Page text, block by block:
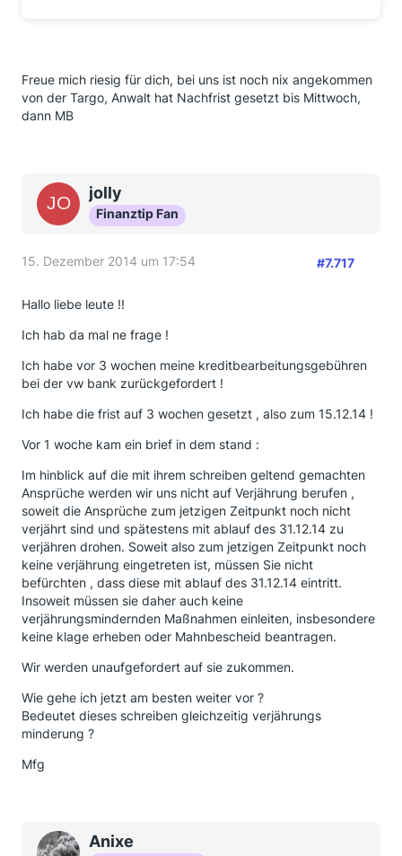
Freue mich riesig für dich, bei uns ist noch nix angekommen
von der Targo, Anwalt hat Nachfrist gesetzt bis Mittwoch,
dann MB
jolly
Finanztip Fan
15. Dezember 2014 um 17:54 #7.717
Hallo liebe leute !!
Ich hab da mal ne frage !
Ich habe vor 3 wochen meine kreditbearbeitungsgebühren
bei der vw bank zurückgefordert !
Ich habe die frist auf 3 wochen gesetzt , also zum 15.12.14 !
Vor 1 woche kam ein brief in dem stand :
Im hinblick auf die mit ihrem schreiben geltend gemachten
Ansprüche werden wir uns nicht auf Verjährung berufen ,
soweit die Ansprüche zum jetzigen Zeitpunkt noch nicht
verjährt sind und spätestens mit ablauf des 31.12.14 zu
verjähren drohen. Soweit also zum jetzigen Zeitpunkt noch
keine verjährung eingetreten ist, müssen Sie nicht
befürchten , dass diese mit ablauf des 31.12.14 eintritt.
Insoweit müssen sie daher auch keine
verjährungsmindernden Maßnahmen einleiten, insbesondere
keine klage erheben oder Mahnbescheid beantragen.
Wir werden unaufgefordert auf sie zukommen.
Wie gehe ich jetzt am besten weiter vor ?
Bedeutet dieses schreiben gleichzeitig verjährungs
minderung ?
Mfg
Anixe